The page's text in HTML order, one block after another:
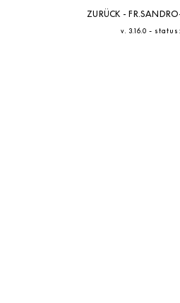
ZURÜCK -
v. 3.16.0 -